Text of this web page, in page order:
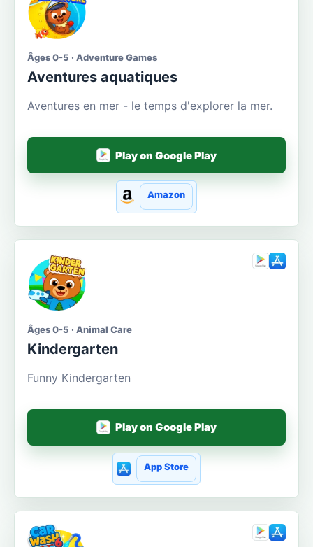
Âges 0-5 · Adventure Games
Aventures aquatiques
Aventures en mer - le temps d'explorer la mer.
Play on Google Play
Amazon
Âges 0-5 · Animal Care
Kindergarten
Funny Kindergarten
Play on Google Play
App Store